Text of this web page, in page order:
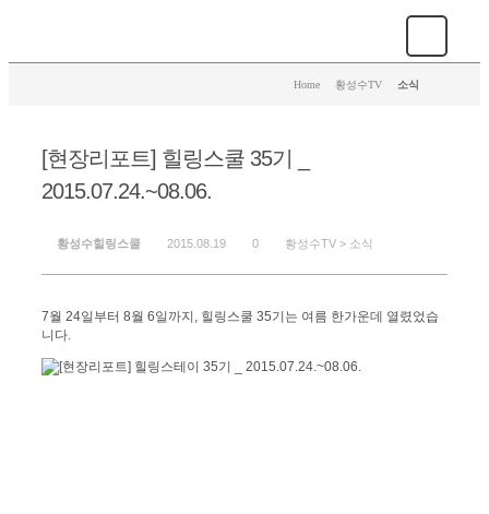
Home 황성수TV 소식
[현장리포트] 힐링스쿨 35기 _
2015.07.24.~08.06.
황성수힐링스쿨 2015.08.19 0 황성수TV > 소식
7월 24일부터 8월 6일까지, 힐링스쿨 35기는 여름 한가운데 열렸었습
니다.